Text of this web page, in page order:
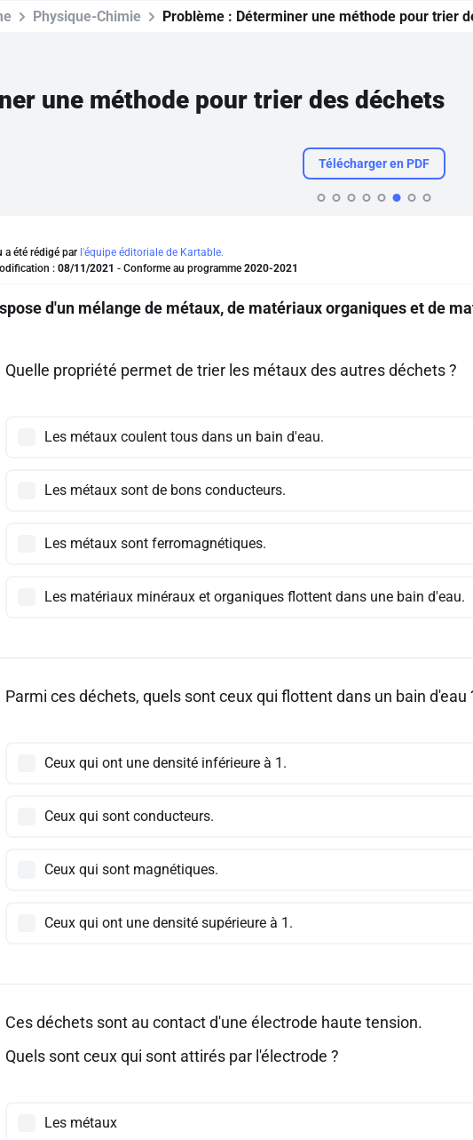
Physique-Chimie Problème : Déterminer une méthode pour trier
une méthode pour trier des déchets
Télécharger en PDF
a été rédigé par l'équipe éditoriale de Kartable.
: 08/11/2021 - Conforme au programme 2020-2021
d'un mélange de métaux, de matériaux organiques et de
Quelle propriété permet de trier les métaux des autres déchets ?
Les métaux coulent tous dans un bain d'eau.
Les métaux sont de bons conducteurs.
Les métaux sont ferromagnétiques.
Les matériaux minéraux et organiques flottent dans une bain d'eau.
Parmi ces déchets, quels sont ceux qui flottent dans un bain d'eau
Ceux qui ont une densité inférieure à 1.
Ceux qui sont conducteurs.
Ceux qui sont magnétiques.
Ceux qui ont une densité supérieure à 1.
Ces déchets sont au contact d'une électrode haute tension.
Quels sont ceux qui sont attirés par l'électrode ?
Les métaux